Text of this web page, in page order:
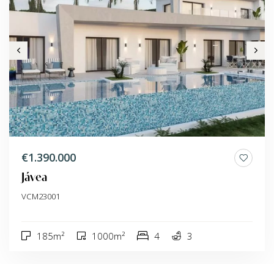
€1.390.000
Jávea
VCM23001
185m² 1000m² 4 3